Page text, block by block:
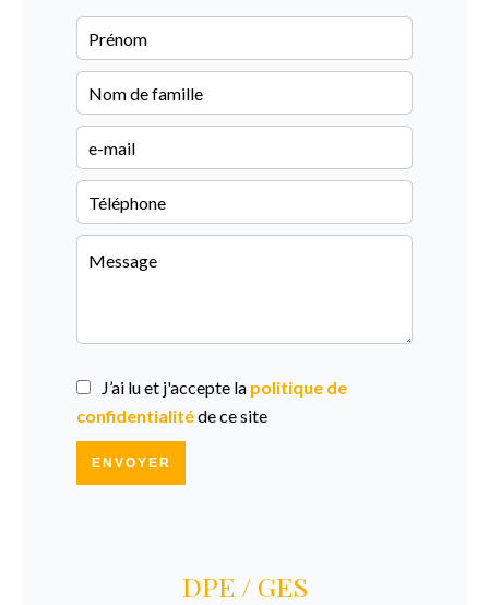
J’ai lu et j'accepte la politique de
confidentialitéde ce site
ENVOYER
DPE / GES